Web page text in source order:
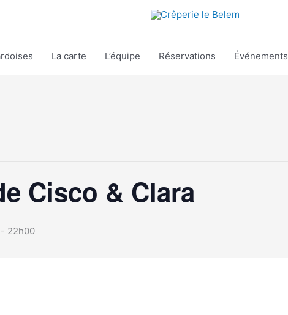
La carte L’équipe Réservations Événements
Cisco & Clara
- 22h00